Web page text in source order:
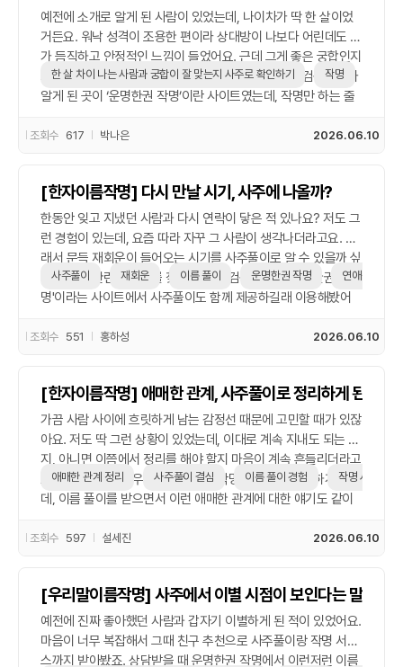
는 점이었어요. ‘괜히 사주가 있는 게 아니구나’ 싶었죠. 신생아 작
명처럼 인생의 중요한 순간에 타이밍을 보는 게 왜 중요한지 조금
은 이해되더라고요. 지금은 딱히 이름을 바꿀 일은 없지만, 이름
짓기 전에 사주로 시기까지 본다는 게 꽤 합리적인 방식이라는 생
각도 들었어요.
예전에 소개로 알게 된 사람이 있었는데, 나이차가 딱 한 살이었
거든요. 워낙 성격이 조용한 편이라 상대방이 나보다 어린데도 뭔
가 듬직하고 안정적인 느낌이 들었어요. 근데 그게 좋은 궁합인지
그냥 착각인지 궁금해서 결국 사주를 한번 봤습니다. 검색하다가
알게 된 곳이 ‘운명한권 작명’이란 사이트였는데, 작명만 하는 줄
입력하고 확인하는 방식인데, 설명이 꽤 친절해서 어렵지 않게 봤
을 상대가 보완해주는 구조라고 해서 좀 놀랐습니다. 이런 거 안
믿는 편이긴 한데, 은근히 설득력 있었어요. 사주 보고 나서 괜히
이름 풀이도 눌러봤는데, 제 이름 뜻이 꽤 괜찮더라고요. ‘좋은 이
름 추천’ 같은 메뉴도 있어서 혹시 나중에 신생아 작명할 일 생기
면 참고할 수 있겠다 싶었어요. 결국엔 마음이 더 중요하긴 하지
만, 가끔 이렇게 사주로 한번 확인해보는 것도 나름 재미있고 위
한 살 차이 나는 사람과 궁합이 잘 맞는지 사주로 확인하기 작명
조회수 617 박나은 2026.06.10
[한자이름작명] 다시 만날 시기, 사주에 나올까?
한동안 잊고 지냈던 사람과 다시 연락이 닿은 적 있나요? 저도 그
런 경험이 있는데, 요즘 따라 자꾸 그 사람이 생각나더라고요. 그
래서 문득 재회운이 들어오는 시기를 사주풀이로 알 수 있을까 싶
어서 사주 관련 서비스를 찾아봤어요. 검색하다가 '운명한권 작
명'이라는 사이트에서 사주풀이도 함께 제공하길래 이용해봤어
데, 의외로 연애운이나 재회운도 상세하게 설명해주더라고요. 특
요. 제 사주에서는 올해 하반기에 인연이 다시 연결될 수 있는 흐
름이 있다고 나왔는데, 괜히 마음이 조금 설레더라고요. 물론 이
걸 맹신하진 않지만, 조심스레 기대하게 되는 건 어쩔 수 없는 듯
해요. 사실 이름도 다시 바꿔볼까 고민 중이에요. 작명으로 인생
흐름이 조금 바뀌기도 한다고 해서요. 요즘은 '좋은 이름 추천'도
많이 받아보고, 사주랑 맞춰보는 게 흔한 흐름 같아요. 이런 류에
같아요. 적어도 스스로를 돌아보게 되는 계기는 되니까요.
사주풀이 재회운 이름 풀이 운명한권 작명 연애운
조회수 551 홍하성 2026.06.10
[한자이름작명] 애매한 관계, 사주풀이로 정리하게 된 날
가끔 사람 사이에 흐릿하게 남는 감정선 때문에 고민할 때가 있잖
아요. 저도 딱 그런 상황이 있었는데, 이대로 계속 지내도 되는 건
지, 아니면 이쯤에서 정리를 해야 할지 마음이 계속 흔들리더라고
요. 친구 추천으로 우연히 운명한권 작명 서비스를 이용하게 됐는
데, 이름 풀이를 받으면서 이런 애매한 관계에 대한 얘기도 같이
까?’ 싶었는데, 의외로 사주풀이가 꽤 구체적으로 제 고민을 짚어
듣고 나니까, 괜히 망설이던 마음이 확 정리되는 느낌이었어요.
사주풀이 덕분에 이번엔 좀 단호하게, 애매했던 관계를 조용히 정
리할 수 있었던 것 같아요. 꼭 정답을 제시해주진 않지만, 저처럼
우유부단한 성격에는 이런 계기가 한 번쯤 필요한 것 같더라고요.
애매한 관계 정리 사주풀이 결심 이름 풀이 경험 작명 서비스 후
조회수 597 설세진 2026.06.10
[우리말이름작명] 사주에서 이별 시점이 보인다는 말, 진짜
예전에 진짜 좋아했던 사람과 갑자기 이별하게 된 적이 있었어요.
마음이 너무 복잡해서 그때 친구 추천으로 사주풀이랑 작명 서비
스까지 받아봤죠. 상담받을 때 운명한권 작명에서 이런저런 이름